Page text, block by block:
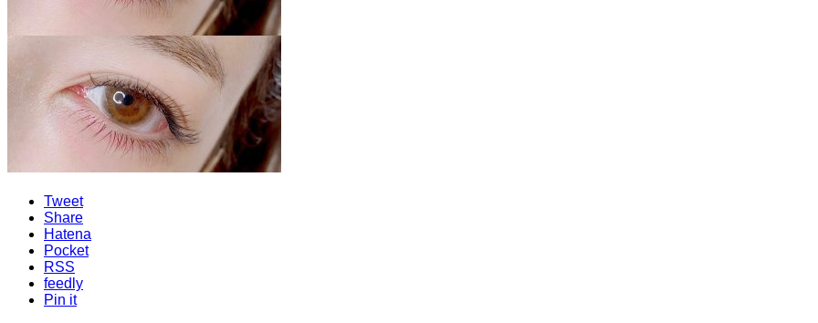
Tweet
Share
Hatena
Pocket
RSS
feedly
Pin it